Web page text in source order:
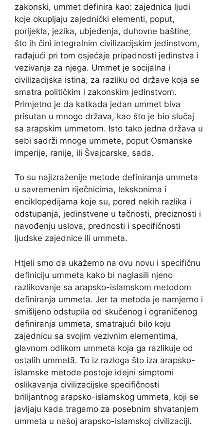
zakonski, ummet definira kao: zajednica ljudi
koje okupljaju zajednički elementi, poput,
porijekla, jezika, ubjeđenja, duhovne baštine,
što ih čini integralnim civilizacijskim jedinstvom,
rađajući pri tom osjećaje pripadnosti jedinstva i
vezivanja za njega. Ummet je socijalna i
civilizacijska istina, za razliku od države koja se
smatra političkim i zakonskim jedinstvom.
Primjetno je da katkada jedan ummet biva
prisutan u mnogo država, kao što je bio slučaj
sa arapskim ummetom. Isto tako jedna država u
sebi sadrži mnoge ummete, poput Osmanske
imperije, ranije, ili Švajcarske, sada.
To su najizraženije metode definiranja ummeta
u savremenim riječnicima, lekskonima i
enciklopedijama koje su, pored nekih razlika i
odstupanja, jedinstvene u tačnosti, preciznosti i
navođenju uslova, prednosti i specifičnosti
ljudske zajednice ili ummeta.
Htjeli smo da ukažemo na ovu novu i specifičnu
definiciju ummeta kako bi naglasili njeno
razlikovanje sa arapsko-islamskom metodom
definiranja ummeta. Jer ta metoda je namjerno i
smišljeno odstupila od skučenog i ograničenog
definiranja ummeta, smatrajući bilo koju
zajednicu sa svojim vezivnim elementima,
glavnom odlikom ummeta koja ga razlikuje od
ostalih ummetā. To iz razloga što iza arapsko-
islamske metode postoje idejni simptomi
oslikavanja civilizacijske specifičnosti
brilijantnog arapsko-islamskog ummeta, koji se
javljaju kada tragamo za posebnim shvatanjem
ummeta u našoj arapsko-islamskoj civilizaciji.